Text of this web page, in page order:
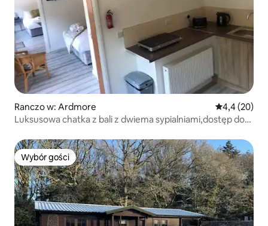
Ranczo w: Ardmore Średnia
4,4 (20)
Luksusowa chatka z bali z dwiema sypialniami,dostęp do
Wybór gości
Wybór gości